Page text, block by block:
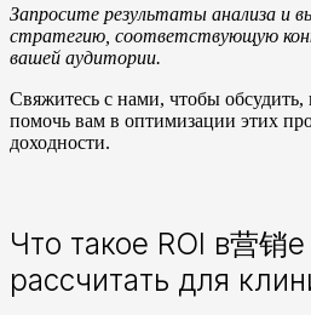
Запросите результаты анализа и
стратегию, соответствующую
вашей аудитории.
Свяжитесь с нами, чтобы обсудить,
помочь вам в оптимизации этих
доходности.
Что такое ROI в营销
рассчитать для